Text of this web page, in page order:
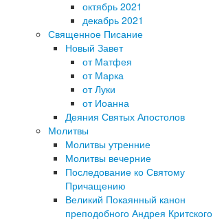
октябрь 2021
декабрь 2021
Священное Писание
Новый Завет
от Матфея
от Марка
от Луки
от Иоанна
Деяния Святых Апостолов
Молитвы
Молитвы утренние
Молитвы вечерние
Последование ко Святому
Причащению
Великий Покаянный канон
преподобного Андрея Критского